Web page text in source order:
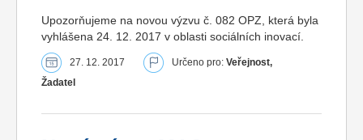
Upozorňujeme na novou výzvu č. 082 OPZ, která byla
vyhlášena 24. 12. 2017 v oblasti sociálních inovací.
27. 12. 2017 Určeno pro: Veřejnost,
Žadatel